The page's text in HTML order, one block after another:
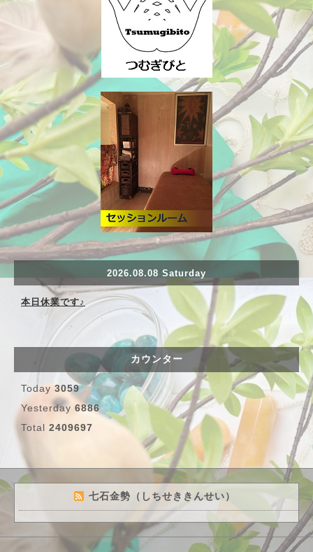
2026.08.08 Saturday
本日休業です♪
カウンター
Today 3059
Yesterday 6886
Total 2409697
七石金勢（しちせききんせい）